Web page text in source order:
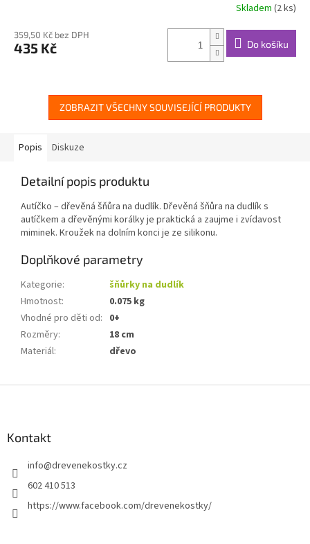
Skladem (2 ks)
359,50 Kč bez DPH
435 Kč Do košíku
ZOBRAZIT VŠECHNY SOUVISEJÍCÍ PRODUKTY
Popis Diskuze
Detailní popis produktu
Autíčko – dřevěná šňůra na dudlík. Dřevěná šňůra na dudlík s
autíčkem a dřevěnými korálky je praktická a zaujme i zvídavost
miminek. Kroužek na dolním konci je ze silikonu.
Doplňkové parametry
Kategorie:
šňůrky na dudlík
Hmotnost:
0.075 kg
Vhodné pro děti od: 0+
Rozměry:
18 cm
Materiál: dřevo
Kontakt
info@drevenekostky.cz
602 410 513
https://www.facebook.com/drevenekostky/